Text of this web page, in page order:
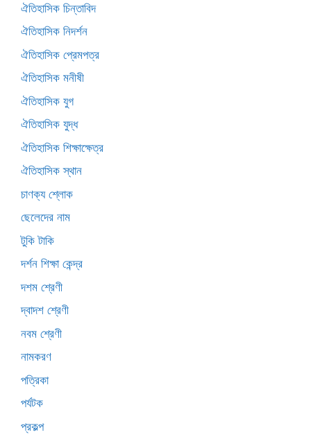
ঐতিহাসিক চিন্তাবিদ
ঐতিহাসিক নিদর্শন
ঐতিহাসিক প্রেমপত্র
ঐতিহাসিক মনীষী
ঐতিহাসিক যুগ
ঐতিহাসিক যুদ্ধ
ঐতিহাসিক শিক্ষাক্ষেত্র
ঐতিহাসিক স্থান
চাণক্য শ্লোক
ছেলেদের নাম
টুকি টাকি
দর্শন শিক্ষা কেন্দ্র
দশম শ্রেণী
দ্বাদশ শ্রেণী
নবম শ্রেণী
নামকরণ
পত্রিকা
পর্যটক
প্রকল্প